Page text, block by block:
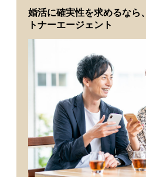
婚活に確実性を求めるなら、
トナーエージェント